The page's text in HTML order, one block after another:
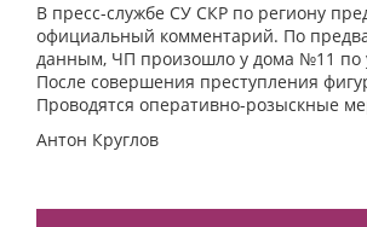
В пресс-службе СУ СКР по региону
официальный комментарий. По
данным, ЧП произошло у дома №11 по
После совершения преступления
Проводятся оперативно-розыскные
Антон Круглов